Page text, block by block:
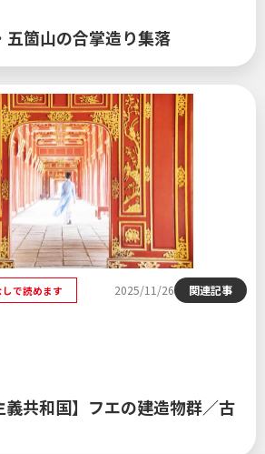
五箇山の合掌造り集落
で読めます 2025/11/26
関連記事
義共和国】フエの建造物群／古